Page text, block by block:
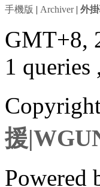
手機版 | Archiver| 外
GMT+8,
1 queries
援
Powered